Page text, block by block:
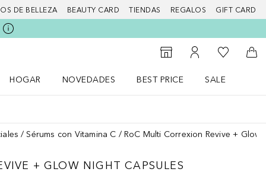
DE BELLEZA BEAUTY CARD TIENDAS REGALOS GIFT CARD
Al Storefinder
Mi cuenta
Mi lista de
A
HOGAR
NOVEDADES
BEST PRICE
SALE
Sérums con Vitamina C RoC Multi Correxion Revive + Glow
+ GLOW NIGHT CAPSULES